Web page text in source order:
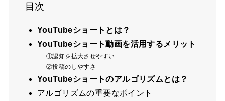
目次
YouTubeショートとは？
YouTubeショート動画を活用するメリット
①認知を拡大させやすい
②投稿のしやすさ
YouTubeショートのアルゴリズムとは？
アルゴリズムの重要なポイント